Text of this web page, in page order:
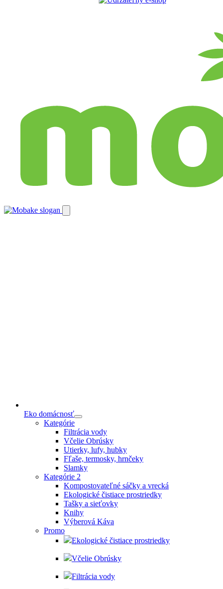
Eko domácnosť
Kategórie
Filtrácia vody
Včelie Obrúsky
Utierky, lufy, hubky
Fľaše, termosky, hrnčeky
Slamky
Kategórie 2
Kompostovateľné sáčky a vrecká
Ekologické čistiace prostriedky
Tašky a sieťovky
Knihy
Výberová Káva
Promo
Ekologické čistiace prostriedky
Včelie Obrúsky
Filtrácia vody